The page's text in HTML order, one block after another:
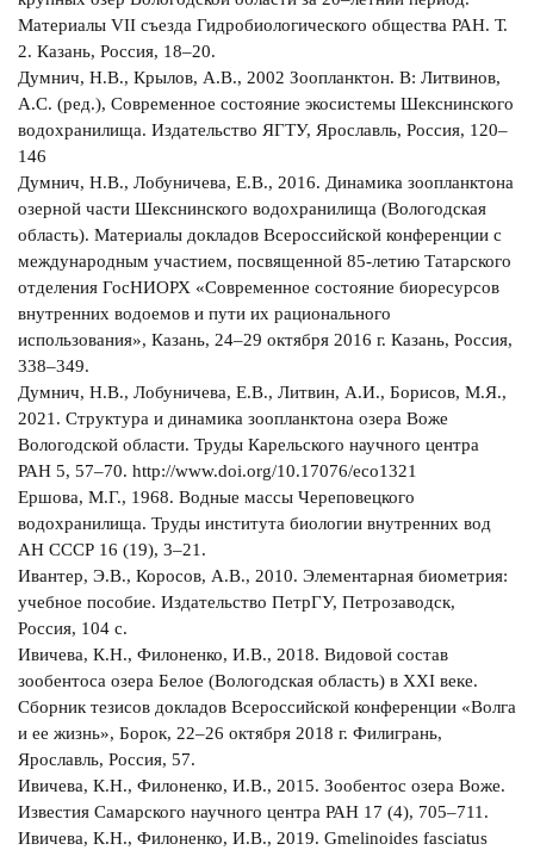
Материалы VII съезда Гидробиологического общества РАН. Т.
2. Казань, Россия, 18–20.
Думнич, Н.В., Крылов, А.В., 2002 Зоопланктон. В: Литвинов,
А.С. (ред.), Современное состояние экосистемы Шекснинского
водохранилища. Издательство ЯГТУ, Ярославль, Россия, 120–
146
Думнич, Н.В., Лобуничева, Е.В., 2016. Динамика зоопланктона
озерной части Шекснинского водохранилища (Вологодская
область). Материалы докладов Всероссийской конференции с
международным участием, посвященной 85-летию Татарского
отделения ГосНИОРХ «Современное состояние биоресурсов
внутренних водоемов и пути их рационального
использования», Казань, 24–29 октября 2016 г. Казань, Россия,
338–349.
Думнич, Н.В., Лобуничева, Е.В., Литвин, А.И., Борисов, М.Я.,
2021. Структура и динамика зоопланктона озера Воже
Вологодской области. Труды Карельского научного центра
РАН 5, 57–70. http://www.doi.org/10.17076/eco1321
Ершова, М.Г., 1968. Водные массы Череповецкого
водохранилища. Труды института биологии внутренних вод
АН СССР 16 (19), 3–21.
Ивантер, Э.В., Коросов, А.В., 2010. Элементарная биометрия:
учебное пособие. Издательство ПетрГУ, Петрозаводск,
Россия, 104 с.
Ивичева, К.Н., Филоненко, И.В., 2018. Видовой состав
зообентоса озера Белое (Вологодская область) в XXI веке.
Сборник тезисов докладов Всероссийской конференции «Волга
и ее жизнь», Борок, 22–26 октября 2018 г. Филигрань,
Ярославль, Россия, 57.
Ивичева, К.Н., Филоненко, И.В., 2015. Зообентос озера Воже.
Известия Самарского научного центра РАН 17 (4), 705–711.
Ивичева, К.Н., Филоненко, И.В., 2019. Gmelinoides fasciatus